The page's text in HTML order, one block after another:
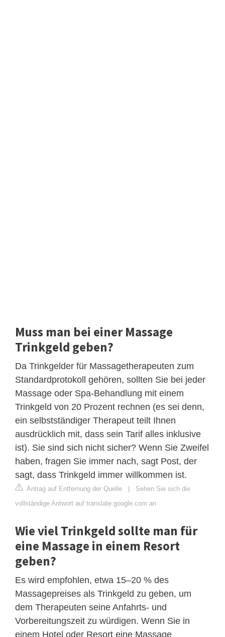
Muss man bei einer Massage
Trinkgeld geben?
Da Trinkgelder für Massagetherapeuten zum
Standardprotokoll gehören, sollten Sie bei jeder
Massage oder Spa-Behandlung mit einem
Trinkgeld von 20 Prozent rechnen (es sei denn,
ein selbstständiger Therapeut teilt Ihnen
ausdrücklich mit, dass sein Tarif alles inklusive
ist). Sie sind sich nicht sicher? Wenn Sie Zweifel
haben, fragen Sie immer nach, sagt Post, der
sagt, dass Trinkgeld immer willkommen ist.
Antrag auf Entfernung der Quelle | Sehen Sie sich die
vollständige Antwort auf translate.google.com an
Wie viel Trinkgeld sollte man für
eine Massage in einem Resort
geben?
Es wird empfohlen, etwa 15–20 % des
Massagepreises als Trinkgeld zu geben, um
dem Therapeuten seine Anfahrts- und
Vorbereitungszeit zu würdigen. Wenn Sie in
einem Hotel oder Resort eine Massage